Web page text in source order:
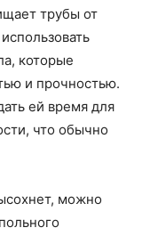
трубы от
которые
и прочностью.
ей время для
что обычно
можно